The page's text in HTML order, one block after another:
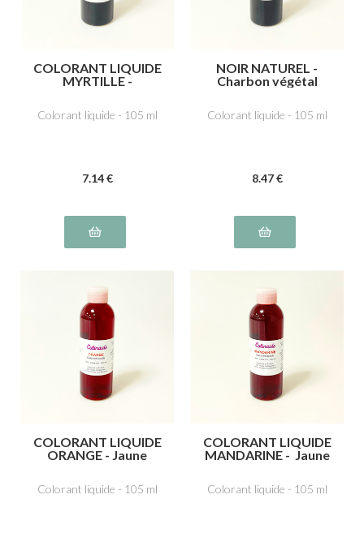
COLORANT LIQUIDE
MYRTILLE -
Indigotine, carmin
Colorant liquide - 105 ml
7.14 €
NOIR NATUREL -
Charbon végétal
Colorant liquide - 105 ml
8.47 €
COLORANT LIQUIDE
ORANGE - Jaune
Ponceau 4R, rouge
Colorant liquide - 105 ml
COLORANT LIQUIDE
MANDARINE - Jaune
Ponceau 4R, rouge
Colorant liquide - 105 ml